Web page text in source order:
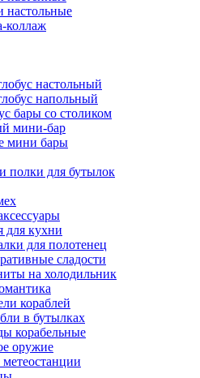
настольные
коллаж
настольный
напольный
бары со столиком
мини-бар
мини бары
полки для бутылок
для кухни
для полотенец
сладости
на холодильник
кораблей
в бутылках
корабельные
оружие